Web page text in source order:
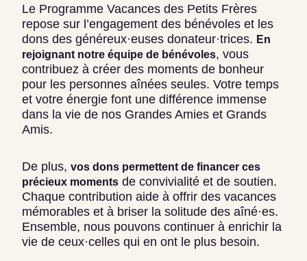
Le Programme Vacances des Petits Frères
repose sur l’engagement des bénévoles et les
dons des généreux·euses donateur·trices. En
rejoignant notre équipe de bénévoles, vous
contribuez à créer des moments de bonheur
pour les personnes aînées seules. Votre temps
et votre énergie font une différence immense
dans la vie de nos Grandes Amies et Grands
Amis.
De plus, vos dons permettent de financer ces
précieux moments de convivialité et de soutien.
Chaque contribution aide à offrir des vacances
mémorables et à briser la solitude des aîné·es.
Ensemble, nous pouvons continuer à enrichir la
vie de ceux·celles qui en ont le plus besoin.